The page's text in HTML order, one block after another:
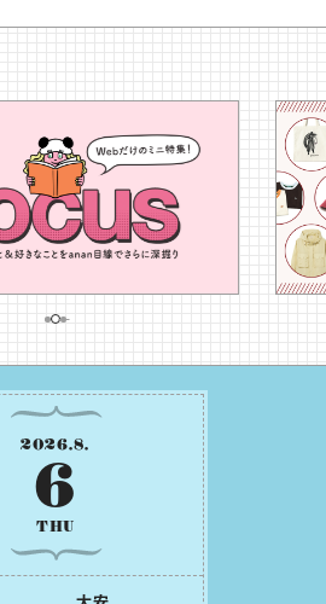
2026.8.
6
THU